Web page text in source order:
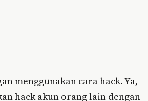
menggunakan cara hack. Ya,
hack akun orang lain dengan